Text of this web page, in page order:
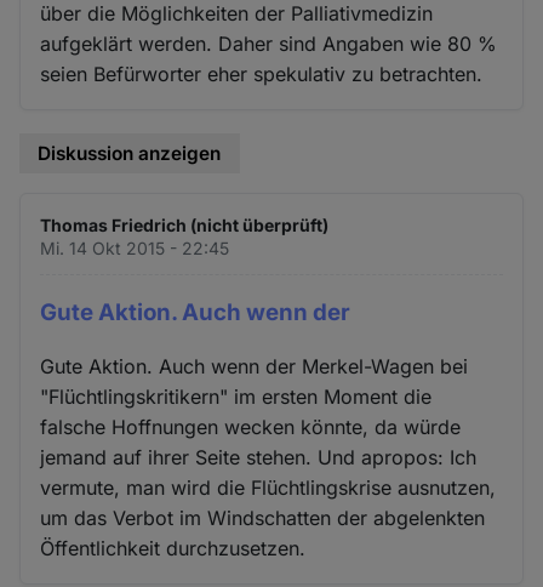
über die Möglichkeiten der Palliativmedizin
aufgeklärt werden. Daher sind Angaben wie 80 %
seien Befürworter eher spekulativ zu betrachten.
Diskussion anzeigen
Thomas Friedrich (nicht überprüft)
Mi. 14 Okt 2015 - 22:45
Gute Aktion. Auch wenn der
Gute Aktion. Auch wenn der Merkel-Wagen bei
"Flüchtlingskritikern" im ersten Moment die
falsche Hoffnungen wecken könnte, da würde
jemand auf ihrer Seite stehen. Und apropos: Ich
vermute, man wird die Flüchtlingskrise ausnutzen,
um das Verbot im Windschatten der abgelenkten
Öffentlichkeit durchzusetzen.